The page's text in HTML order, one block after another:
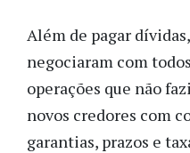
Além de pagar
negociaram com
operações que não
novos credores com
garantias, prazos e